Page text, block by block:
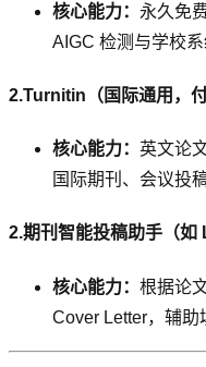
核心能力： 永久免
AIGC 检测与学校
2.Turnitin（国际通用，付
核心能力： 英文论
国际期刊、会议投
2.期刊智能投稿助手（如
核心能力： 根据论
Cover Letter，辅助